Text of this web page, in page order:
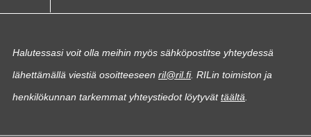
Halutessasi voit olla meihin myös sähköpostitse yhteydessä
lähettämällä viestiä osoitteeseen ril@ril.fi. RILin toimiston ja
henkilökunnan tarkemmat yhteystiedot löytyvättäältä